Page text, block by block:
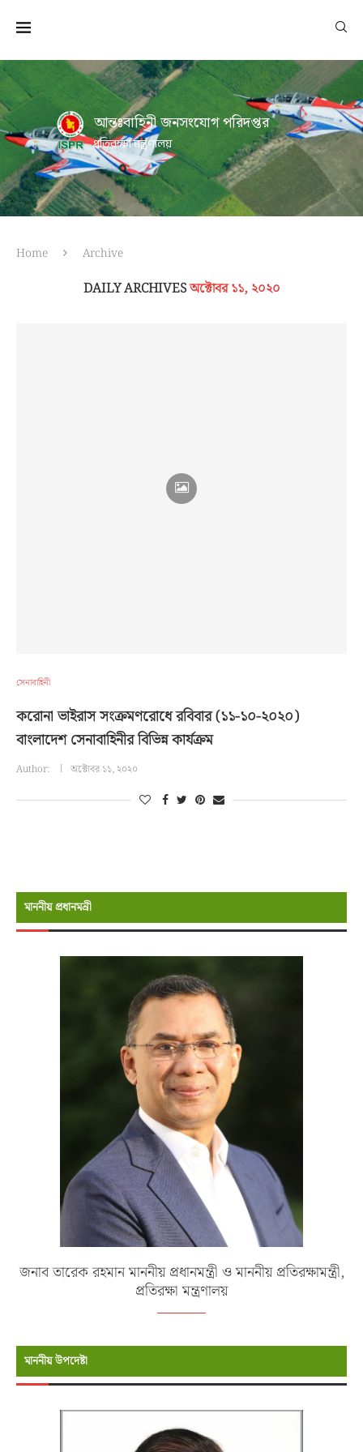
আন্তঃবাহিনী জনসংযোগ পরিদপ্তর
প্রতিরক্ষা মন্ত্রণালয়
Home Archive
DAILY ARCHIVESঅক্টোবর ১১, ২০২০
সেনাবাহিনী
করোনা ভাইরাস সংক্রমণরোধে রবিবার (১১-১০-২০২০)
বাংলাদেশ সেনাবাহিনীর বিভিন্ন কার্যক্রম
Author: অক্টোবর ১১, ২০২০
মাননীয় প্রধানমন্রী
জনাব তারেক রহমান মাননীয় প্রধানমন্ত্রী ও মাননীয় প্রতিরক্ষামন্ত্রী,
প্রতিরক্ষা মন্ত্রণালয়
মাননীয় উপদেষ্টা